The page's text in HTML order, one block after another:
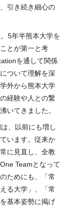
引き続き細心の
5年半熊本大学を
とが第一と考
を通して関係
ついて理解を深
外から熊本大学
経験や人との繋
いてきました。
、以前にも増し
います。従来か
に見直し、全教
One Teamとなって
ためにも、「常
る大学」、「常
基本姿勢に掲げ